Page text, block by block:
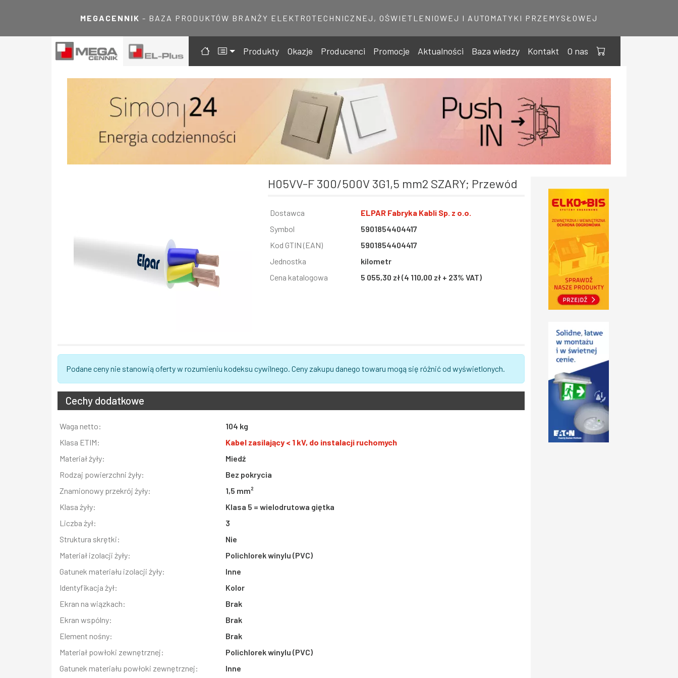
MEGACENNIK - BAZA PRODUKTÓW BRANŻY ELEKTROTECHNICZNEJ, OŚWIETLENIOWEJ I AUTOMATYKI PRZEMYSŁOWEJ
Produkty Okazje Producenci Promocje Aktualności Baza wiedzy Kontakt O nas
H05VV-F 300/500V 3G1,5 mm2 SZARY; Przewód
Informacja
Wartość
Dostawca
ELPAR Fabryka Kabli Sp. z o.o.
Symbol
5901854404417
Kod GTIN (EAN)
5901854404417
Jednostka
kilometr
Cena katalogowa
5 055,30 zł (4 110,00 zł + 23% VAT)
Podane ceny nie stanowią oferty w rozumieniu kodeksu cywilnego. Ceny zakupu danego towaru mogą się różnić od wyświetlonych.
Cechy dodatkowe
Informacja
Wartość
Waga netto:
104 kg
Klasa ETIM:
Kabel zasilający < 1 kV, do instalacji ruchomych
Materiał żyły:
Miedź
Rodzaj powierzchni żyły:
Bez pokrycia
Znamionowy przekrój żyły:
1,5 mm²
Klasa żyły:
Klasa 5 = wielodrutowa giętka
Liczba żył:
3
Struktura skrętki:
Nie
Materiał izolacji żyły:
Polichlorek winylu (PVC)
Gatunek materiału izolacji żyły:
Inne
Identyfikacja żył:
Kolor
Ekran na wiązkach:
Brak
Ekran wspólny:
Brak
Element nośny:
Brak
Materiał powłoki zewnętrznej:
Polichlorek winylu (PVC)
Gatunek materiału powłoki zewnętrznej:
Inne